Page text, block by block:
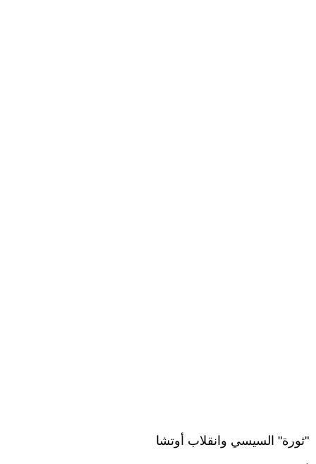
"ثورة" السيسي وانقلاب أوتشا